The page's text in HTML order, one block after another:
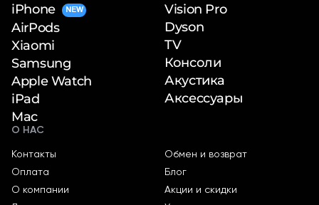
iPhone NEW
AirPods
Xiaomi
Samsung
Apple Watch
iPad
Mac
Vision Pro
Dyson
TV
Консоли
Акустика
Аксессуары
О НАС
Контакты
Оплата
О компании
Обмен и возврат
Блог
Акции и скидки